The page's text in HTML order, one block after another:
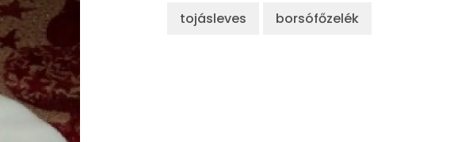
tojásleves borsófőzelék